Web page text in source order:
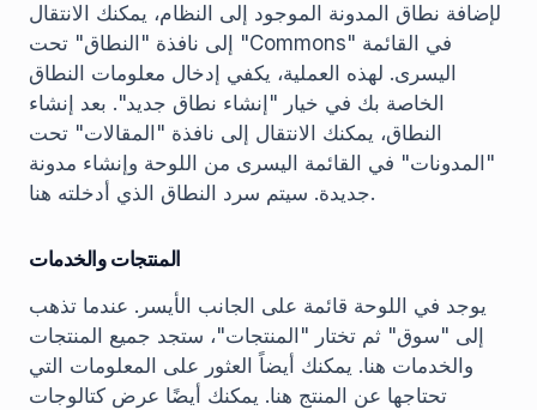
لإضافة نطاق المدونة الموجود إلى النظام، يمكنك الانتقال
إلى نافذة "النطاق" تحت "Commons" في القائمة
اليسرى. لهذه العملية، يكفي إدخال معلومات النطاق
الخاصة بك في خيار "إنشاء نطاق جديد". بعد إنشاء
النطاق، يمكنك الانتقال إلى نافذة "المقالات" تحت
"المدونات" في القائمة اليسرى من اللوحة وإنشاء مدونة
جديدة. سيتم سرد النطاق الذي أدخلته هنا.
المنتجات والخدمات
يوجد في اللوحة قائمة على الجانب الأيسر. عندما تذهب
إلى "سوق" ثم تختار "المنتجات"، ستجد جميع المنتجات
والخدمات هنا. يمكنك أيضاً العثور على المعلومات التي
تحتاجها عن المنتج هنا. يمكنك أيضًا عرض كتالوجات